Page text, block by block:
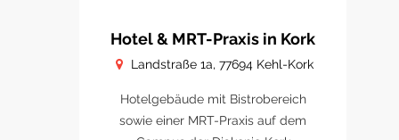
Hotel & MRT-Praxis in Kork
Landstraße 1a, 77694 Kehl-Kork
Hotelgebäude mit Bistrobereich
sowie einer MRT-Praxis auf dem